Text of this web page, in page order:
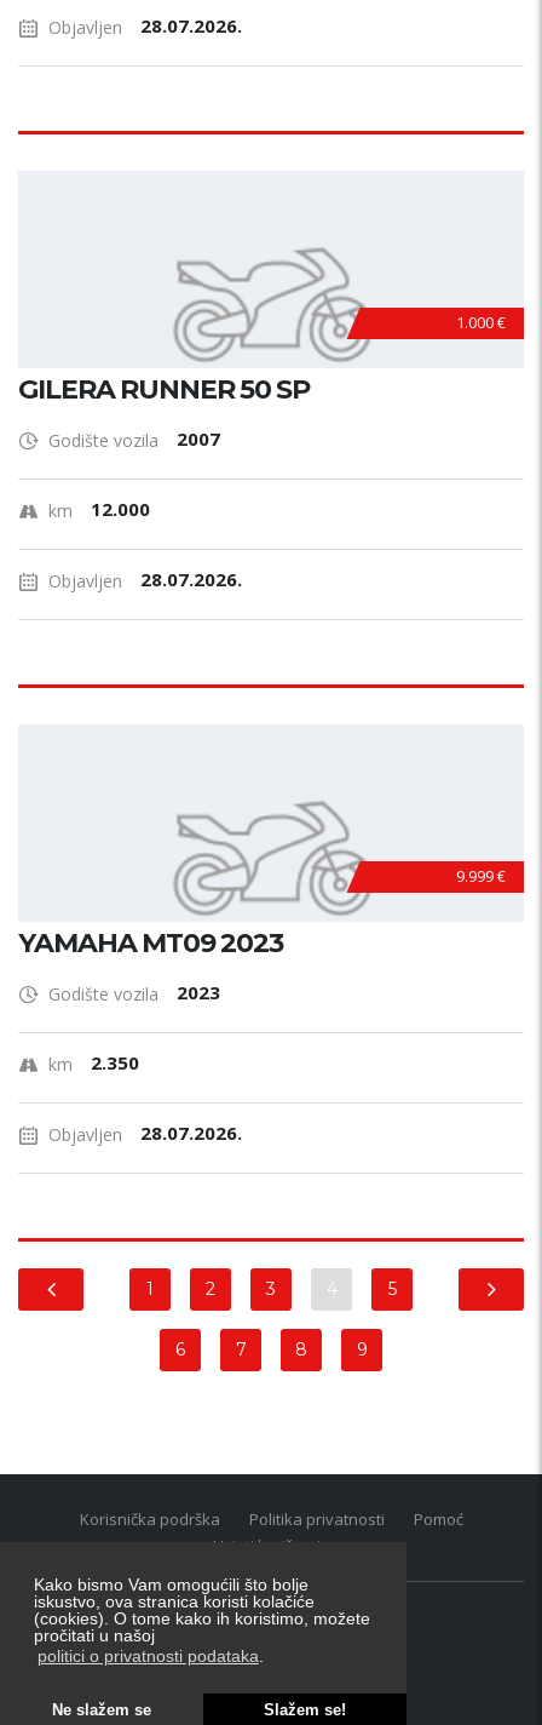
Kako bismo Vam omogućili što bolje
iskustvo, ova stranica koristi kolačiće
(cookies). O tome kako ih koristimo, možete
pročitati u našoj
politici o privatnosti podataka
Ne slažem se Slažem se!
Objavljen 28.07.2026.
1.000 €
GILERA RUNNER 50 SP
Godište vozila 2007
km 12.000
Objavljen 28.07.2026.
9.999 €
YAMAHA MT09 2023
Godište vozila 2023
km 2.350
Objavljen 28.07.2026.
1 2 3 4 5
6 7 8 9
Korisnička podrška Politika privatnosti
Pomoć
Uvjeti korištenja
Oglasnik grupacija:posao.hr|oglasnik.hr|auti.hr
Tečaj za konverziju u EUR valutu: 1 euro = 7.53450 kn